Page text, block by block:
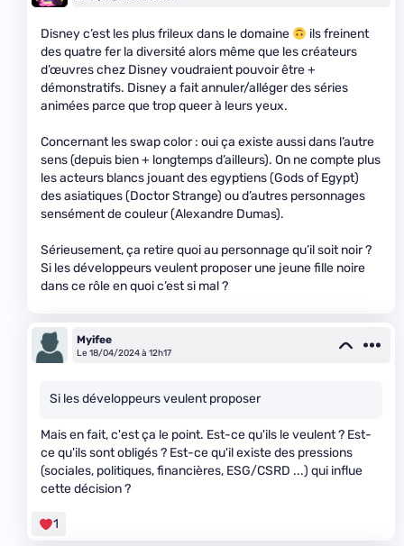
Disney c’est les plus frileux dans le domaine
ils freinent
des quatre fer la diversité alors même que les créateurs
d’œuvres chez Disney voudraient pouvoir être +
démonstratifs. Disney a fait annuler/alléger des séries
animées parce que trop queer à leurs yeux.
Concernant les swap color : oui ça existe aussi dans l’autre
sens (depuis bien + longtemps d’ailleurs). On ne compte plus
les acteurs blancs jouant des egyptiens (Gods of Egypt)
des asiatiques (Doctor Strange) ou d’autres personnages
sensément de couleur (Alexandre Dumas).
Sérieusement, ça retire quoi au personnage qu’il soit noir ?
Si les développeurs veulent proposer une jeune fille noire
dans ce rôle en quoi c’est si mal ?
Myifee
Le 18/04/2024 à 12h17
Si les développeurs veulent proposer
Mais en fait, c'est ça le point. Est-ce qu'ils le veulent ? Est-
ce qu'ils sont obligés ? Est-ce qu'il existe des pressions
(sociales, politiques, financières, ESG/CSRD ...) qui influe
cette décision ?
1